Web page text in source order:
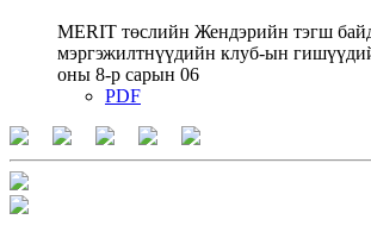
MERIT төслийн Жендэрийн тэгш
мэргэжилтнүүдийн клуб-ын
оны 8-р сарын 06
PDF